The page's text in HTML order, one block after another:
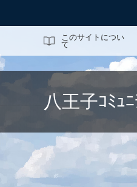
このサイトについ
て
八王子ｺﾐｭ